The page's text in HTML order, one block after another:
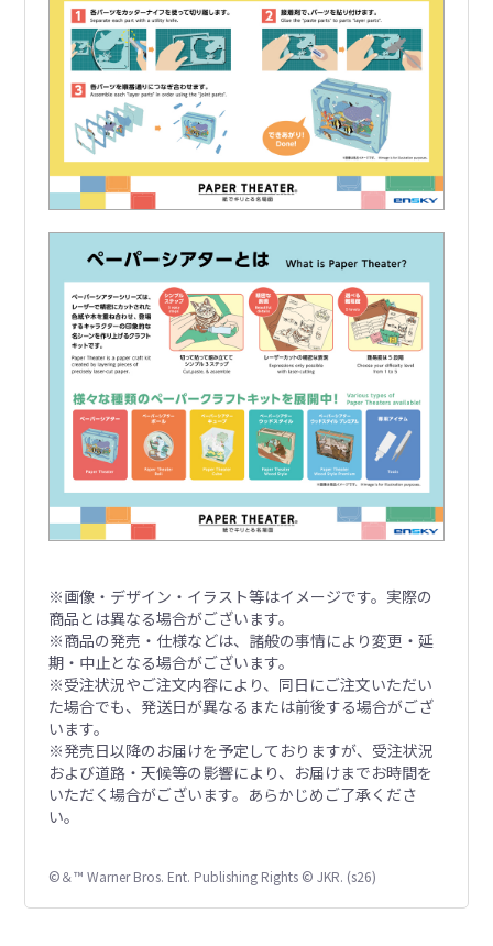
※画像・デザイン・イラスト等はイメージです。実際の
商品とは異なる場合がございます。
※商品の発売・仕様などは、諸般の事情により変更・延
期・中止となる場合がございます。
※受注状況やご注文内容により、同日にご注文いただい
た場合でも、発送日が異なるまたは前後する場合がござ
います。
※発売日以降のお届けを予定しておりますが、受注状況
および道路・天候等の影響により、お届けまでお時間を
いただく場合がございます。あらかじめご了承くださ
い。
©＆™ Warner Bros. Ent. Publishing Rights © JKR. (s26)